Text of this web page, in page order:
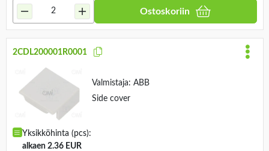
Ostoskoriin
2CDL200001R0001
Valmistaja: ABB
Side cover
Yksikköhinta (pcs):
alkaen 2.36 EUR